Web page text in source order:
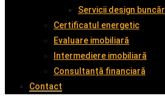
Servicii design buncăr
Certificatul energetic
Evaluare imobiliară
Intermediere imobiliară
Consultanță financiară
Contact